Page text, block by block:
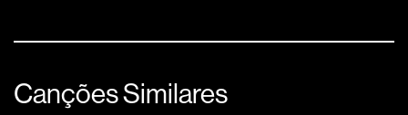
Canções Similares